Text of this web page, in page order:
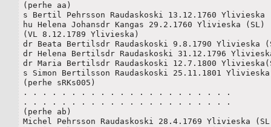
(perhe aa)
s Bertil Pehrsson Raudaskoski 13.12.1760 Ylivieska
hu Helena Johansdr Kangas 29.2.1760 Ylivieska (SL)
(VL 8.12.1789 Ylivieska)
dr Beata Bertilsdr Raudaskoski 9.8.1790 Ylivieska
dr Helena Bertilsdr Raudaskoski 31.12.1796
dr Maria Bertilsdr Raudaskoski 12.7.1800
s Simon Bertilsson Raudaskoski 25.11.1801
(perhe sRKs005)
. . . . . . . . . . . . . . . . . . . . . .
. . . . . . . . . . . . . . . . . . . . . .
(perhe ab)
Michel Pehrsson Raudaskoski 28.4.1769 Ylivieska